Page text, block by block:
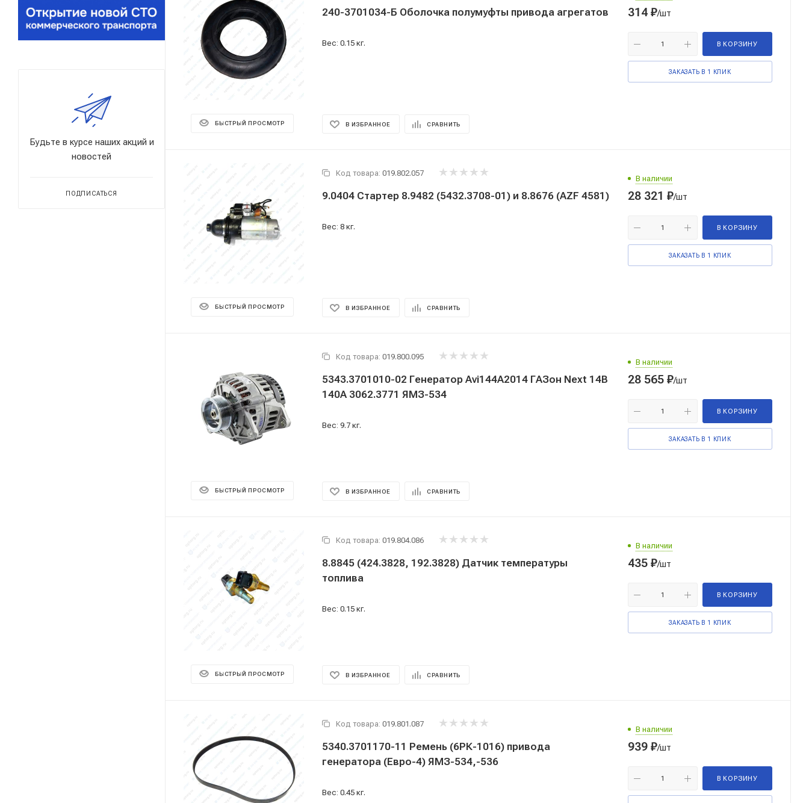
БЫСТРЫЙ ПРОСМОТР
240-3701034-Б Оболочка полумуфты привода агрегатов
Вес: 0.15 кг.
В ИЗБРАННОЕ СРАВНИТЬ
314 ₽/шт
В КОРЗИНУ
ЗАКАЗАТЬ В 1 КЛИК
БЫСТРЫЙ ПРОСМОТР
Код товара: 019.802.057
9.0404 Стартер 8.9482 (5432.3708-01) и 8.8676 (AZF 4581)
Вес: 8 кг.
В ИЗБРАННОЕ СРАВНИТЬ
В наличии
28 321 ₽/шт
В КОРЗИНУ
ЗАКАЗАТЬ В 1 КЛИК
БЫСТРЫЙ ПРОСМОТР
Код товара: 019.800.095
5343.3701010-02 Генератор Avi144А2014 ГАЗон Next 14В
140А 3062.3771 ЯМЗ-534
Вес: 9.7 кг.
В ИЗБРАННОЕ СРАВНИТЬ
В наличии
28 565 ₽/шт
В КОРЗИНУ
ЗАКАЗАТЬ В 1 КЛИК
БЫСТРЫЙ ПРОСМОТР
Код товара: 019.804.086
8.8845 (424.3828, 192.3828) Датчик температуры
топлива
Вес: 0.15 кг.
В ИЗБРАННОЕ СРАВНИТЬ
В наличии
435 ₽/шт
В КОРЗИНУ
ЗАКАЗАТЬ В 1 КЛИК
Код товара: 019.801.087
5340.3701170-11 Ремень (6РК-1016) привода
генератора (Евро-4) ЯМЗ-534,-536
Вес: 0.45 кг.
В наличии
939 ₽/шт
В КОРЗИНУ
Будьте в курсе наших акций и
новостей
ПОДПИСАТЬСЯ